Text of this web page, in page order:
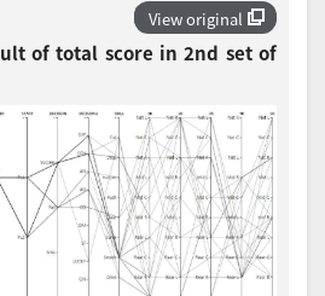
View original
of total score in 2nd set of